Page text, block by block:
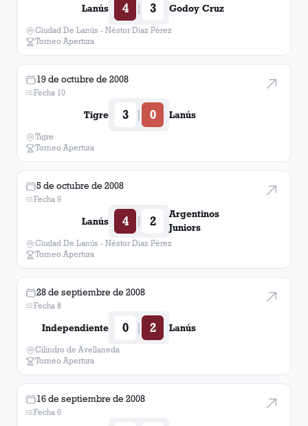
Lanús 4 | 3 Godoy Cruz
Ciudad De Lanús - Néstor Diaz Pérez
Torneo Apertura
19 de octubre de 2008
Fecha 10
Tigre 3 | 0 Lanús
Tigre
Torneo Apertura
5 de octubre de 2008
Fecha 9
Lanús 4 | 2
Argentinos
Juniors
Ciudad De Lanús - Néstor Diaz Pérez
Torneo Apertura
28 de septiembre de 2008
Fecha 8
Independiente 0 | 2 Lanús
Cilindro de Avellaneda
Torneo Apertura
16 de septiembre de 2008
Fecha 6